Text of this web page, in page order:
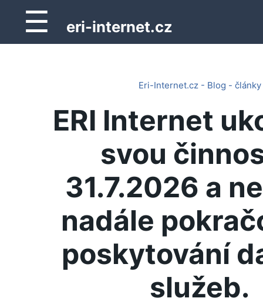
☰ eri-internet.cz
Eri-Internet.cz - Blog - články
ERI Internet
svou
31.7.2026 a
nadále
poskytování
služeb.